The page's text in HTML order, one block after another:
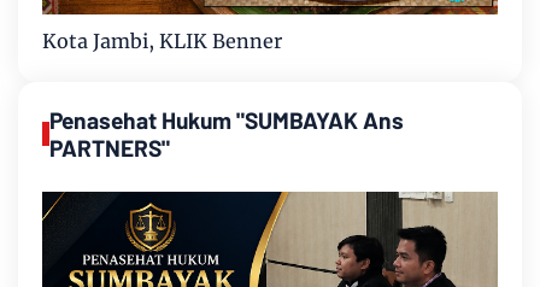
Kota Jambi, KLIK Benner
Penasehat Hukum "SUMBAYAK Ans
PARTNERS"